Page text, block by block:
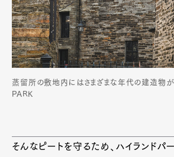
蒸留所の敷地内にはさまざまな年代の建造
PARK
そんなピートを守るため、ハイランド